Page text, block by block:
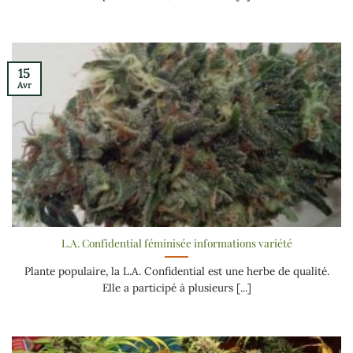
L.A. Confidential féminisée informations variété
Plante populaire, la L.A. Confidential est une herbe de qualité.
Elle a participé à plusieurs [...]
15
Avr